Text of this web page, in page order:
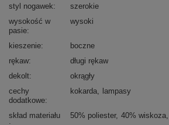
styl nogawek
szerokie
wysokość w
pasie
wysoki
kieszenie
boczne
rękaw
długi rękaw
dekolt
okrągły
cechy
dodatkowe
kokarda lampasy
skład materiału 50% poliester 40% wiskoza